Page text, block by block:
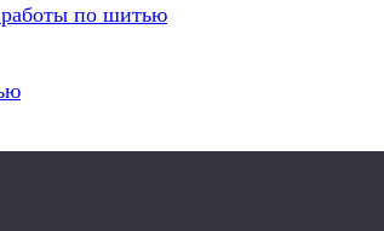
по шитью